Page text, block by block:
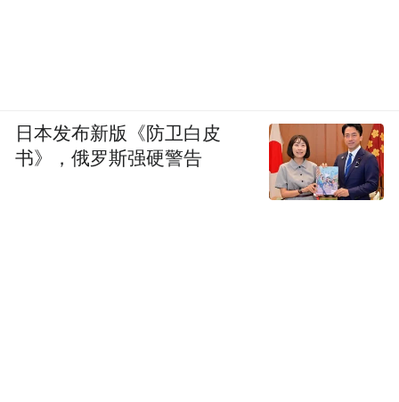
日本发布新版《防卫白皮
书》，俄罗斯强硬警告